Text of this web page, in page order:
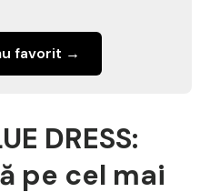
favorit →
DRESS:
pe cel mai